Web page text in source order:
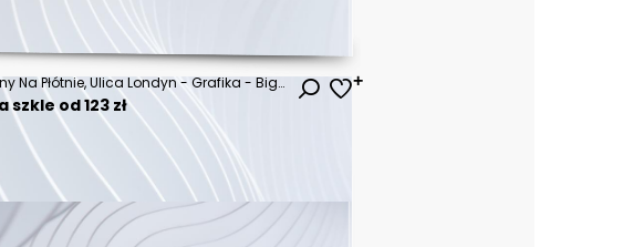
Obraz Olejny Na Płótnie, Ulica Londyn - Grafika - Big Bena - Mężczyzna I Kobieta Pod Czerwonym Parasolem - Drzewo - Anglia - Most I Rzeka
szkle od 123 zł